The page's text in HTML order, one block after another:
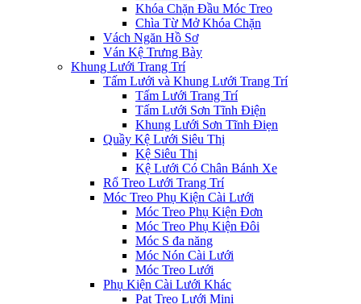
Khóa Chặn Đầu Móc Treo
Chìa Từ Mở Khóa Chặn
Vách Ngăn Hồ Sơ
Ván Kệ Trưng Bày
Khung Lưới Trang Trí
Tấm Lưới và Khung Lưới Trang Trí
Tấm Lưới Trang Trí
Tấm Lưới Sơn Tĩnh Điện
Khung Lưới Sơn Tĩnh Điẹn
Quầy Kệ Lưới Siêu Thị
Kệ Siêu Thị
Kệ Lưới Có Chân Bánh Xe
Rổ Treo Lưới Trang Trí
Móc Treo Phụ Kiện Cài Lưới
Móc Treo Phụ Kiện Đơn
Móc Treo Phụ Kiện Đôi
Móc S đa năng
Móc Nón Cài Lưới
Móc Treo Lưới
Phụ Kiện Cài Lưới Khác
Pat Treo Lưới Mini